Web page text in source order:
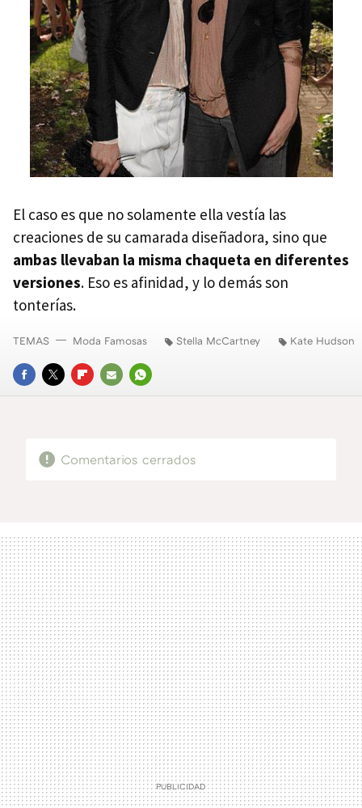
El caso es que no solamente ella vestía las
creaciones de su camarada diseñadora, sino que
ambas llevaban la misma chaqueta en diferentes
versiones. Eso es afinidad, y lo demás son
tonterías.
FACEBOOK
TWITTERFLIPBOARD
E-
WHATSAPP
TEMAS Moda Famosas Stella McCartney Kate Hudson
Comentarios cerrados